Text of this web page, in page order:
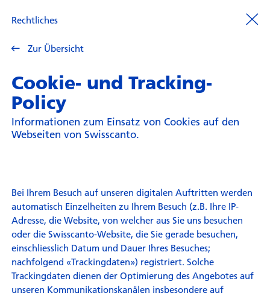
Rechtliches
Zur Übersicht
Cookie- und Tracking-
Policy
Informationen zum Einsatz von Cookies auf den
Webseiten von Swisscanto.
Bei Ihrem Besuch auf unseren digitalen Auftritten werden
automatisch Einzelheiten zu Ihrem Besuch (z.B. Ihre IP-
Adresse, die Website, von welcher aus Sie uns besuchen
oder die Swisscanto-Website, die Sie gerade besuchen,
einschliesslich Datum und Dauer Ihres Besuches;
nachfolgend «Trackingdaten») registriert. Solche
Trackingdaten dienen der Optimierung des Angebotes auf
unseren Kommunikationskanälen insbesondere auf